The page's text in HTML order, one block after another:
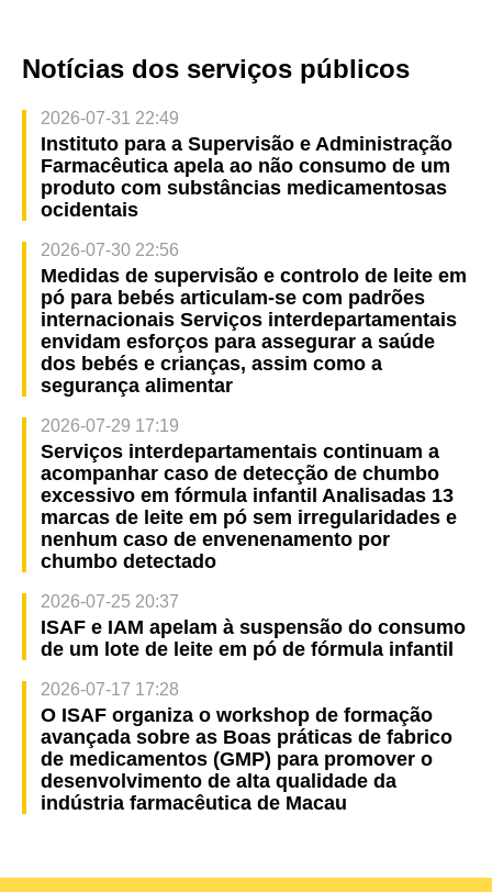
Notícias dos serviços públicos
2026-07-31 22:49
Instituto para a Supervisão e Administração
Farmacêutica apela ao não consumo de um
produto com substâncias medicamentosas
ocidentais
2026-07-30 22:56
Medidas de supervisão e controlo de leite em
pó para bebés articulam-se com padrões
internacionais Serviços interdepartamentais
envidam esforços para assegurar a saúde
dos bebés e crianças, assim como a
segurança alimentar
2026-07-29 17:19
Serviços interdepartamentais continuam a
acompanhar caso de detecção de chumbo
excessivo em fórmula infantil Analisadas 13
marcas de leite em pó sem irregularidades e
nenhum caso de envenenamento por
chumbo detectado
2026-07-25 20:37
ISAF e IAM apelam à suspensão do consumo
de um lote de leite em pó de fórmula infantil
2026-07-17 17:28
O ISAF organiza o workshop de formação
avançada sobre as Boas práticas de fabrico
de medicamentos (GMP) para promover o
desenvolvimento de alta qualidade da
indústria farmacêutica de Macau